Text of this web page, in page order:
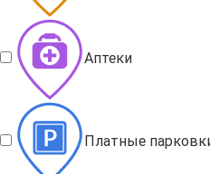
Аптеки
Платные